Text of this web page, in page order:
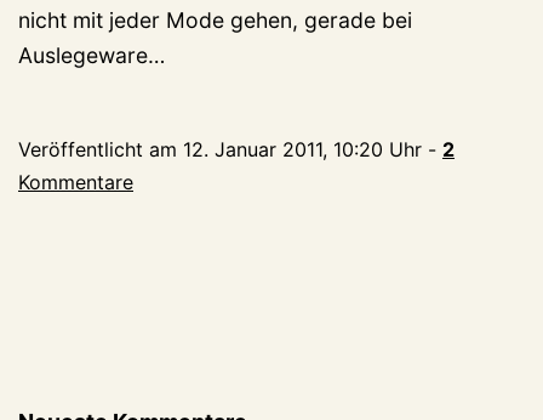
nicht mit jeder Mode gehen, gerade bei
Auslegeware…
Veröffentlicht am 12. Januar 2011, 10:20 Uhr - 2
Kommentare